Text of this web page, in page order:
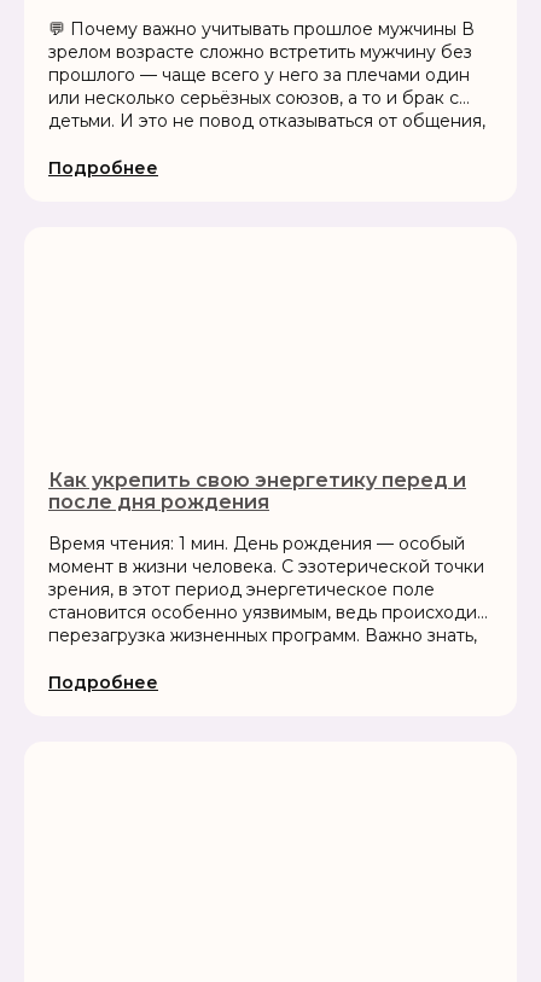
💬 Почему важно учитывать прошлое мужчины В
зрелом возрасте сложно встретить мужчину без
прошлого — чаще всего у него за плечами один
или несколько серьёзных союзов, а то и брак с
детьми. И это не повод отказываться от общения,
✅ Кто он?✅...
Подробнее
Как укрепить свою энергетику перед и
после дня рождения
Время чтения: 1 мин. День рождения — особый
момент в жизни человека. С эзотерической точки
зрения, в этот период энергетическое поле
становится особенно уязвимым, ведь происходит
перезагрузка жизненных программ. Важно знать,
Подробнее